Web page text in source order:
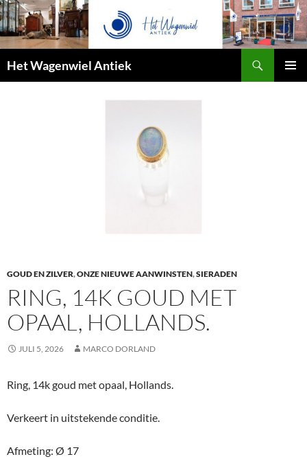
Het Wagenwiel Antiek
GOUD EN ZILVER,ONZE NIEUWE AANWINSTEN,SIERADEN
RING, 14K GOUD MET
OPAAL, HOLLANDS.
JULI 5, 2026 MARCO DORLAND
Ring, 14k goud met opaal, Hollands.
Verkeert in uitstekende conditie.
Afmeting: Ø 17